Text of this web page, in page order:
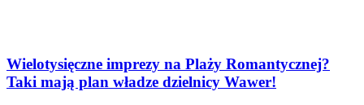
Wielotysięczne imprezy na Plaży Romantycznej?
Taki mają plan władze dzielnicy Wawer!